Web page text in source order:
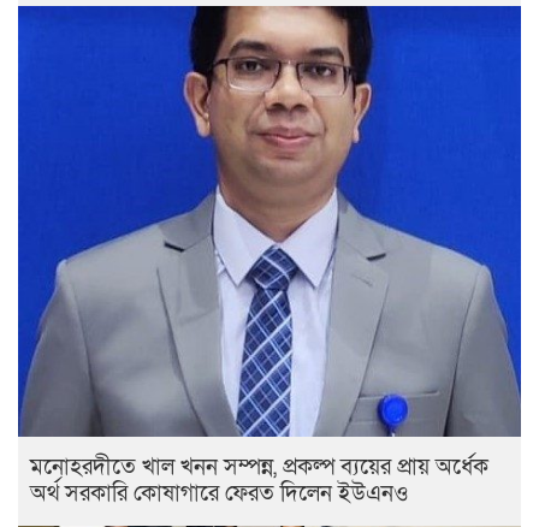
মনোহরদীতে খাল খনন সম্পন্ন, প্রকল্প ব্যয়ের প্রায় অর্ধেক
অর্থ সরকারি কোষাগারে ফেরত দিলেন ইউএনও